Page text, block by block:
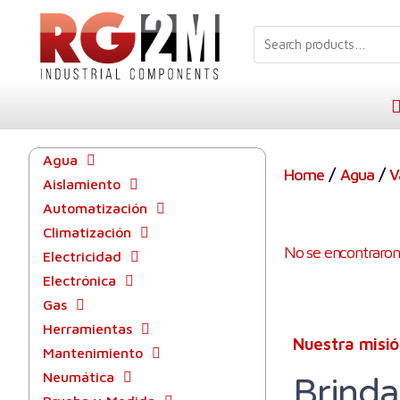
Agua
Aislamiento
Automatización
Climatización
Electricidad
Electrónica
Gas
Herramientas
Mantenimiento
Neumática
Home /Agua/
No se
Nuestra